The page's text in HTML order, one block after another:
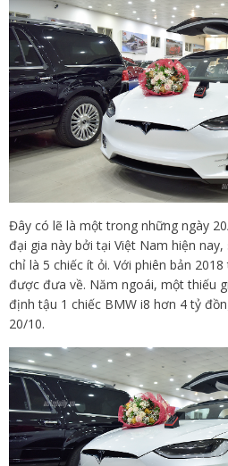
Đây có lẽ là một trong những ngày
đại gia này bởi tại Việt Nam hiện
chỉ là 5 chiếc ít ỏi. Với phiên bản
được đưa về. Năm ngoái, một thiếu
định tậu 1 chiếc BMW i8 hơn 4 tỷ
20/10.